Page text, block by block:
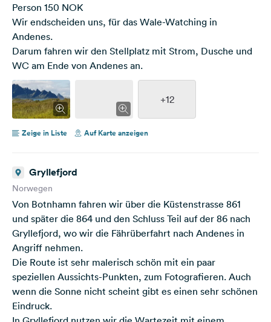
Person 150 NOK
Wir endscheiden uns, für das Wale-Watching in
Andenes.
Darum fahren wir den Stellplatz mit Strom, Dusche und
WC am Ende von Andenes an.
+12
Zeige in Liste Auf Karte anzeigen
Gryllefjord
Norwegen
Von Botnhamn fahren wir über die Küstenstrasse 861
und später die 864 und den Schluss Teil auf der 86 nach
Gryllefjord, wo wir die Fährüberfahrt nach Andenes in
Angriff nehmen.
Die Route ist sehr malerisch schön mit ein paar
speziellen Aussichts-Punkten, zum Fotografieren. Auch
wenn die Sonne nicht scheint gibt es einen sehr schönen
Eindruck.